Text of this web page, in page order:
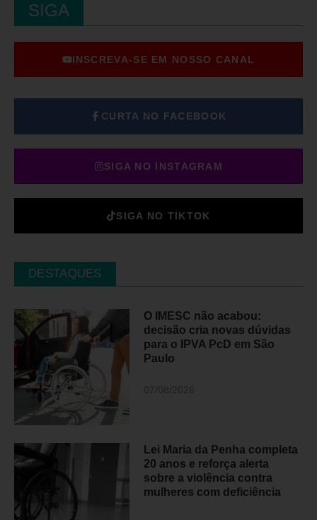
SIGA
INSCREVA-SE EM NOSSO CANAL
CURTA NO FACEBOOK
SIGA NO INSTAGRAM
SIGA NO TIKTOK
DESTAQUES
O IMESC não acabou:
decisão cria novas dúvidas
para o IPVA PcD em São
Paulo
Lei Maria da Penha completa
20 anos e reforça alerta
sobre a violência contra
mulheres com deficiência